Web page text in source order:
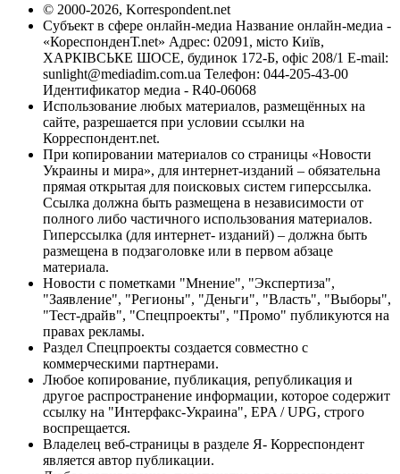
© 2000-2026, Korrespondent.net
Субъект в сфере онлайн-медиа Название онлайн-медиа -
«КореспонденТ.net» Адрес: 02091, місто Київ,
ХАРКІВСЬКЕ ШОСЕ, будинок 172-Б, офіс 208/1 E-mail:
sunlight@mediadim.com.ua Телефон: 044-205-43-00
Идентификатор медиа - R40-06068
Использование любых материалов, размещённых на
сайте, разрешается при условии ссылки на
Корреспондент.net.
При копировании материалов со страницы «Новости
Украины и мира», для интернет-изданий – обязательна
прямая открытая для поисковых систем гиперссылка.
Ссылка должна быть размещена в независимости от
полного либо частичного использования материалов.
Гиперссылка (для интернет- изданий) – должна быть
размещена в подзаголовке или в первом абзаце
материала.
Новости с пометками "Мнение", "Экспертиза",
"Заявление", "Регионы", "Деньги", "Власть", "Выборы",
"Тест-драйв", "Спецпроекты", "Промо" публикуются на
правах рекламы.
Раздел Спецпроекты создается совместно с
коммерческими партнерами.
Любое копирование, публикация, републикация и
другое распространение информации, которое содержит
ссылку на "Интерфакс-Украина", EPA / UPG, строго
воспрещается.
Владелец веб-страницы в разделе Я- Корреспондент
является автор публикации.